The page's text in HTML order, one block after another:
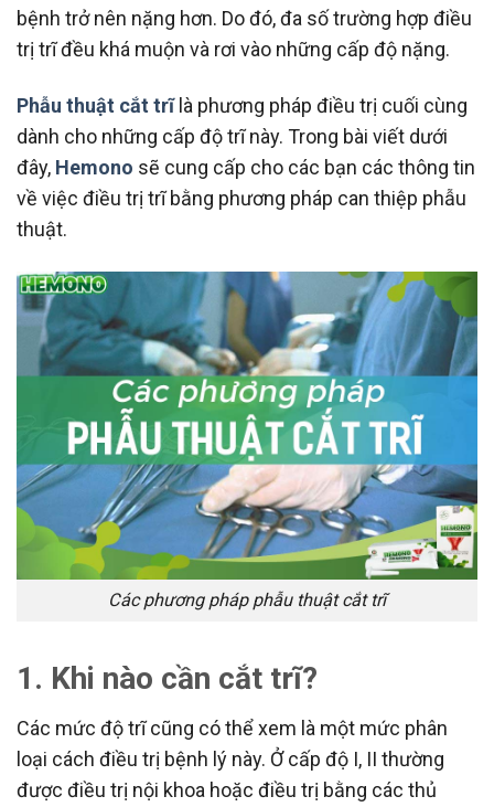
bệnh trở nên nặng hơn. Do đó, đa số trường hợp điều
trị trĩ đều khá muộn và rơi vào những cấp độ nặng.
Phẫu thuật cắt trĩlà phương pháp điều trị cuối cùng
dành cho những cấp độ trĩ này. Trong bài viết dưới
đây, Hemono sẽ cung cấp cho các bạn các thông tin
về việc điều trị trĩ bằng phương pháp can thiệp phẫu
thuật.
Các phương pháp phẫu thuật cắt trĩ
1. Khi nào cần cắt trĩ?
Các mức độ trĩ cũng có thể xem là một mức phân
loại cách điều trị bệnh lý này. Ở cấp độ I, II thường
được điều trị nội khoa hoặc điều trị bằng các thủ